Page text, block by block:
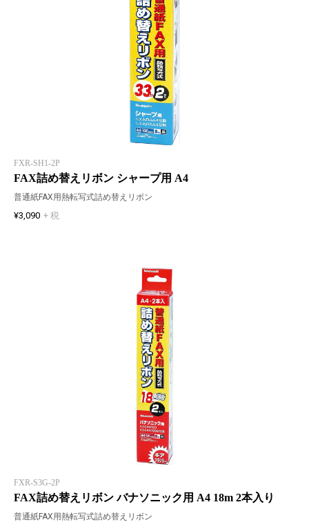
FXR-SH1-2P
FAX詰め替えリボン シャープ用 A4
普通紙FAX用熱転写式詰め替えリボン
¥3,090 + 税
FXR-S3G-2P
FAX詰め替えリボン バナソニック用 A4 18m 2本入り
普通紙FAX用熱転写式詰め替えリボン